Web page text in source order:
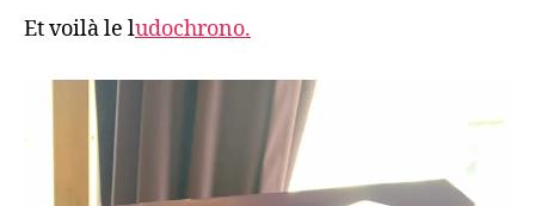
Et voilà le ludochrono.